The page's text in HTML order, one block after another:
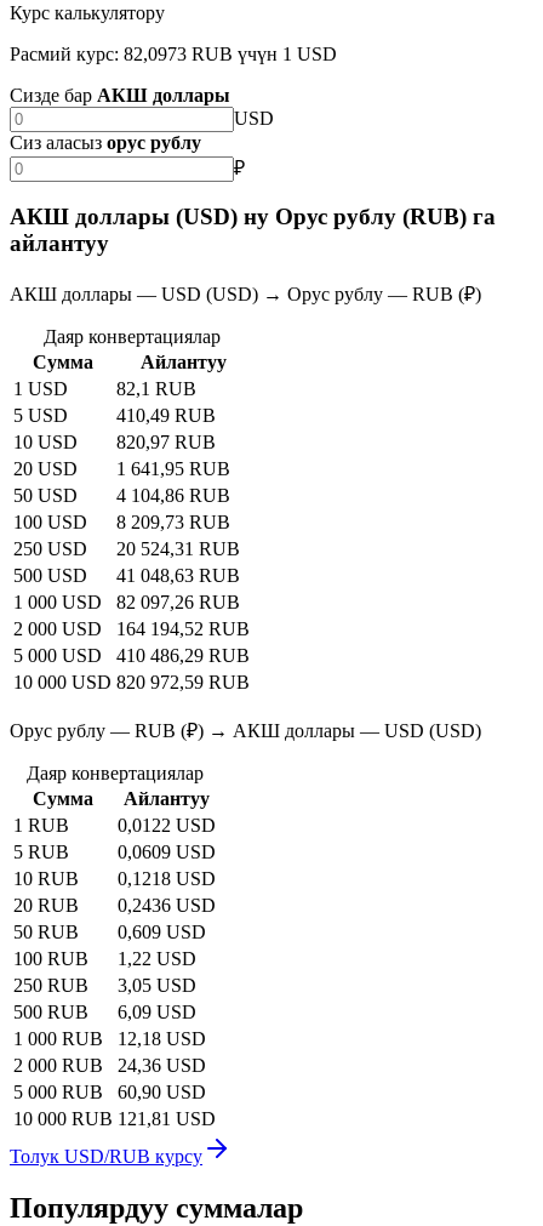
Курс калькулятору
Расмий курс: 82,0973 RUB үчүн 1 USD
Сизде бар АКШ доллары
USD
Сиз аласыз орус рублу
₽
АКШ доллары (USD) ну Орус рублу (RUB) га
айлантуу
АКШ доллары — USD (USD) → Орус рублу — RUB (₽)
Даяр конвертациялар
Сумма
Айлантуу
1 USD
82,1 RUB
5 USD
410,49 RUB
10 USD
820,97 RUB
20 USD
1 641,95 RUB
50 USD
4 104,86 RUB
100 USD
8 209,73 RUB
250 USD
20 524,31 RUB
500 USD
41 048,63 RUB
1 000 USD
82 097,26 RUB
2 000 USD
164 194,52 RUB
5 000 USD
410 486,29 RUB
10 000 USD 820 972,59 RUB
Орус рублу — RUB (₽) → АКШ доллары — USD (USD)
Даяр конвертациялар
Сумма
Айлантуу
1 RUB
0,0122 USD
5 RUB
0,0609 USD
10 RUB
0,1218 USD
20 RUB
0,2436 USD
50 RUB
0,609 USD
100 RUB
1,22 USD
250 RUB
3,05 USD
500 RUB
6,09 USD
1 000 RUB
12,18 USD
2 000 RUB
24,36 USD
5 000 RUB
60,90 USD
10 000 RUB 121,81 USD
Толук USD/RUB курсу
Популярдуу суммалар